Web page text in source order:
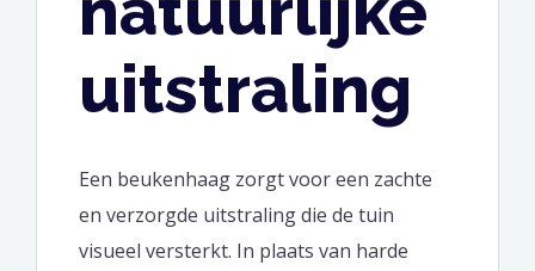
uitstraling
Een beukenhaag zorgt voor een zachte
en verzorgde uitstraling die de tuin
visueel versterkt. In plaats van harde